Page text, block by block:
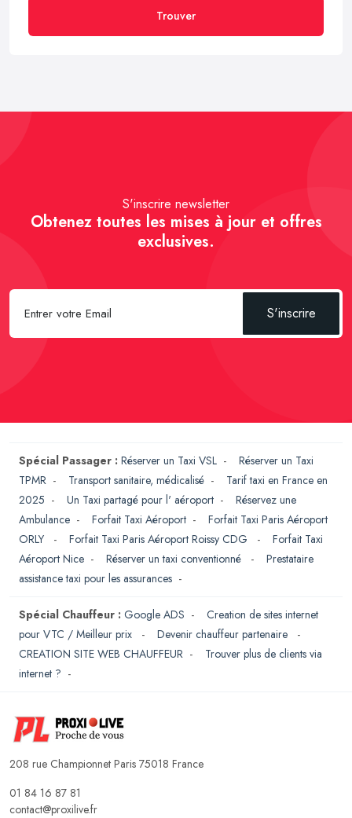
Trouver
S'inscrire newsletter
Obtenez toutes les mises à jour et offres
exclusives.
S'inscrire
Spécial Passager : Réserver un Taxi VSL - Réserver un Taxi
TPMR - Transport sanitaire, médicalisé - Tarif taxi en France en
2025 - Un Taxi partagé pour l' aéroport - Réservez une
Ambulance - Forfait Taxi Aéroport - Forfait Taxi Paris Aéroport
ORLY
- Forfait Taxi Paris Aéroport Roissy CDG - Forfait Taxi
Aéroport Nice - Réserver un taxi conventionné - Prestataire
assistance taxi pour les assurances -
Spécial Chauffeur : Google ADS - Creation de sites internet
pour VTC / Meilleur prix
- Devenir chauffeur partenaire
-
CREATION SITE WEB CHAUFFEUR - Trouver plus de clients via
internet ? -
208 rue Championnet Paris 75018 France
01 84 16 87 81
contact@proxilive.fr